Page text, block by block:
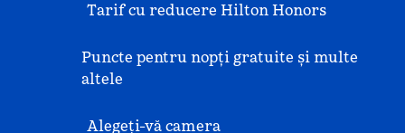
Tarif cu reducere Hilton Honors
Puncte pentru nopți gratuite și multe
altele
Alegeți-vă camera